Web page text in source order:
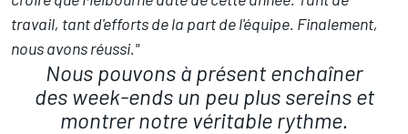
travail, tant d'efforts de la part de l'équipe. Finalement,
nous avons réussi."
Nous pouvons à présent enchaîner
des week-ends un peu plus sereins et
montrer notre véritable rythme.